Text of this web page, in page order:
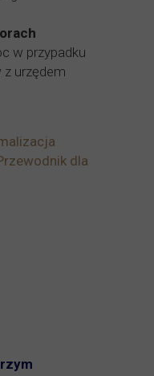
w przypadku
urzędem
dla